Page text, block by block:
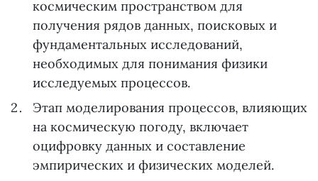
космическим пространством для
получения рядов данных, поисковых и
фундаментальных исследований,
необходимых для понимания физики
исследуемых процессов.
Этап моделирования процессов, влияющих
на космическую погоду, включает
оцифровку данных и составление
эмпирических и физических моделей.